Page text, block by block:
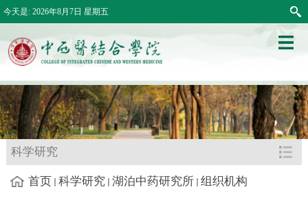
今天是: 2026年8月7日 星期五
科学研究
首页 科学研究 湖泊中药研究所 组织机构